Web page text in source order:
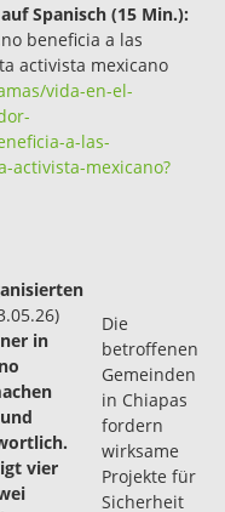
Spanisch (15 Min.):
beneficia a las
activista mexicano
vida-en-el-
a-las-
activista-mexicano?
Die
betroffenen
Gemeinden
in Chiapas
fordern
wirksame
Projekte für
Sicherheit
in
vier